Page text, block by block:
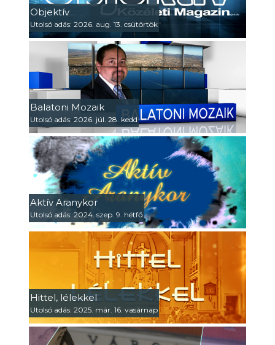
Objektív
Utolsó adás: 2026. aug. 13. csütörtök
Balatoni Mozaik
Utolsó adás: 2026. júl. 28. kedd
Aktív Aranykor
Utolsó adás: 2024. szep. 9. hétfő
Hittel, lélekkel
Utolsó adás: 2025. már. 16. vasárnap